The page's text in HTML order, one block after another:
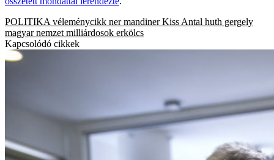
POLITIKA véleménycikk ner mandiner Kiss Antal huth gergely
magyar nemzet milliárdosok erkölcs
Kapcsolódó cikkek